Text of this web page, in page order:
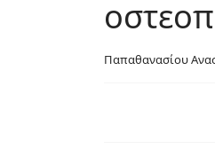
Παπαθανασίου